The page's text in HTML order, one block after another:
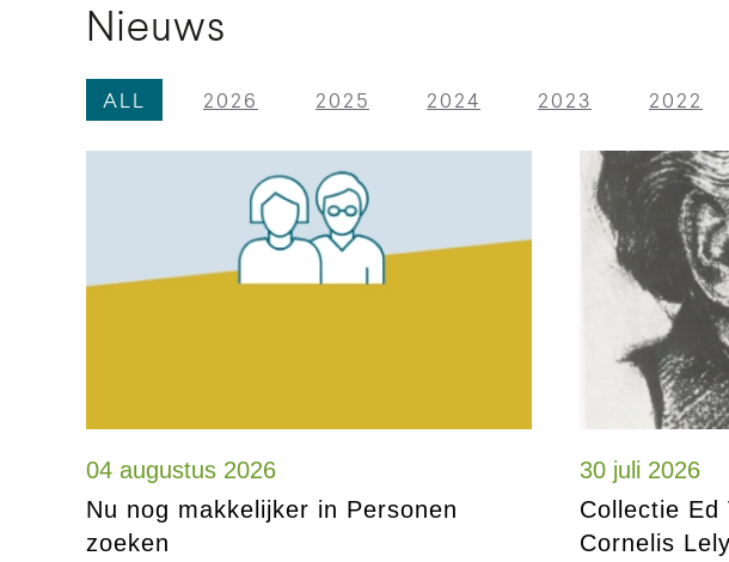
Nieuws
ALL 2026 2025 2024 2023 2022
04 augustus 2026
Nu nog makkelijker in Personen
zoeken
30 juli 2026
Collectie
Cornelis